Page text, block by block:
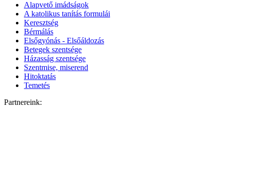
Alapvető imádságok
A katolikus tanítás formulái
Keresztség
Bérmálás
Elsőgyónás - Elsőáldozás
Betegek szentsége
Házasság szentsége
Szentmise, miserend
Hitoktatás
Temetés
Partnereink: